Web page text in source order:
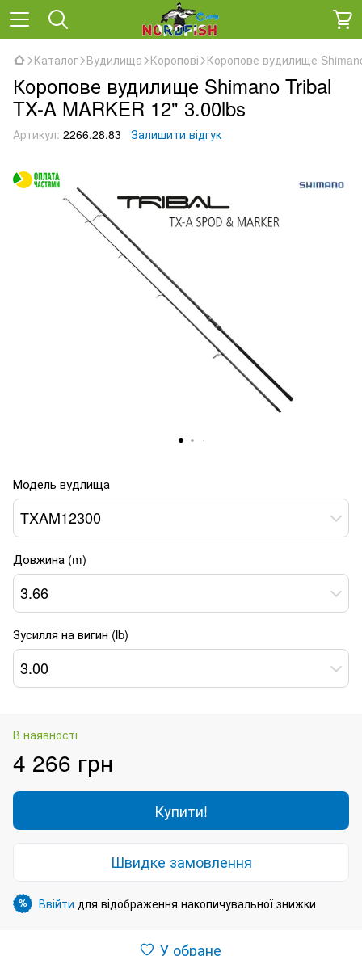
Каталог Вудилища Коропові Коропове вудилище
Коропове вудилище Shimano Tribal
TX-A MARKER 12" 3.00lbs
Артикул: 2266.28.83 Залишити відгук
Модель вудлища
TXAM12300
Довжина (m)
3.66
Зусилля на вигин (lb)
3.00
В наявності
4 266 грн
Купити!
Швидке замовлення
% Ввійти для відображення накопичувальної знижки
У обране